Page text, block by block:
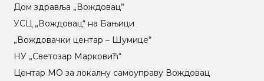
Дом здравља „Вождовац”
УСЦ „Вождовац“ на Бањици
„Вождовачки центар – Шумице“
НУ „Светозар Марковић“
Центар МO за локалну самоуправу Вождовац